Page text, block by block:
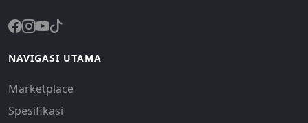
NAVIGASI UTAMA
Marketplace
Spesifikasi